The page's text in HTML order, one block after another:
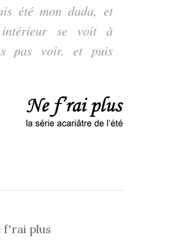
été mon dada, et
se voit à
pas voir. et puis
f'rai plus